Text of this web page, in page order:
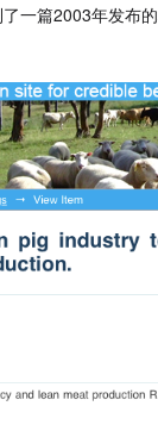
一篇2003年发布